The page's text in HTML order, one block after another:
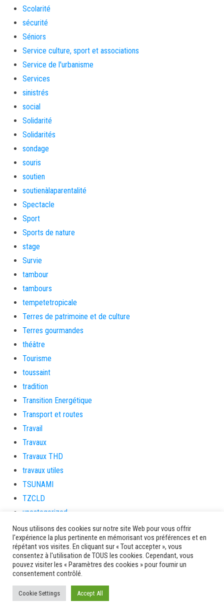
Scolarité
sécurité
Séniors
Service culture, sport et associations
Service de l'urbanisme
Services
sinistrés
social
Solidarité
Solidarités
sondage
souris
soutien
soutienàlaparentalité
Spectacle
Sport
Sports de nature
stage
Survie
tambour
tambours
tempetetropicale
Terres de patrimoine et de culture
Terres gourmandes
théâtre
Tourisme
toussaint
tradition
Transition Energétique
Transport et routes
Travail
Travaux
Travaux THD
travaux utiles
TSUNAMI
TZCLD
uncategorized
Venir en Martinique
Video
vidététladjéko
Vie Municipale
vigilanceROUGE
Nous utilisons des cookies sur notre site Web pour vous offrir
l'expérience la plus pertinente en mémorisant vos préférences et en
répétant vos visites. En cliquant sur « Tout accepter », vous
consentez à l'utilisation de TOUS les cookies. Cependant, vous
pouvez visiter les « Paramètres des cookies » pour fournir un
consentement contrôlé.
Cookie Settings Accept All